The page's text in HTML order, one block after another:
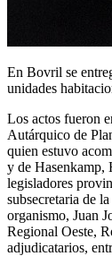
En Bovril se
unidades
Los actos fueron
Autárquico de
quien estuvo
y de Hasenkamp,
legisladores
subsecretaria de
organismo, Juan
Regional Oeste,
adjudicatarios,